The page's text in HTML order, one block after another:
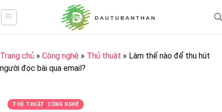
to
Trang chủ » Công nghệ » Thủ thuật » Làm thế nào để thu hút
người đọc bài qua email?
THỦ THUẬT, CÔNG NGHỆ